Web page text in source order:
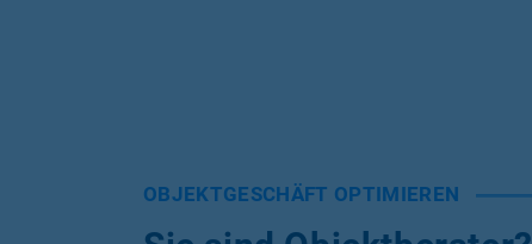
OBJEKTGESCHÄFT OPTIMIEREN